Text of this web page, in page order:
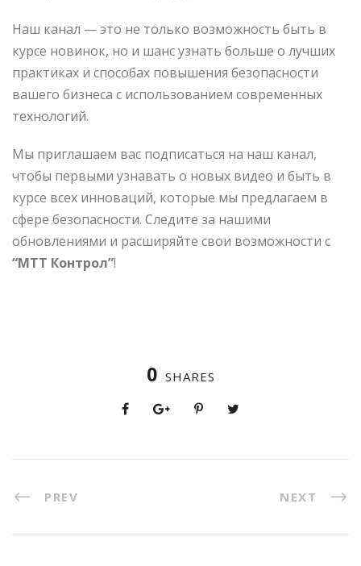
Наш канал — это не только возможность быть в
курсе новинок, но и шанс узнать больше о лучших
практиках и способах повышения безопасности
вашего бизнеса с использованием современных
технологий.
Мы приглашаем вас подписаться на наш канал,
чтобы первыми узнавать о новых видео и быть в
курсе всех инноваций, которые мы предлагаем в
сфере безопасности. Следите за нашими
обновлениями и расширяйте свои возможности с
“МТТ Контрол”!
0 SHARES
PREV NEXT